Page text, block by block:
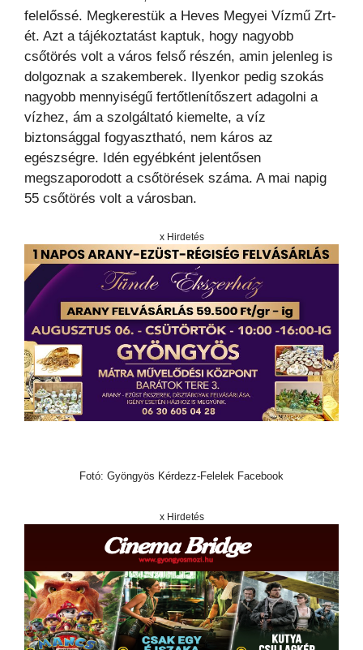
felelőssé. Megkerestük a Heves Megyei Vízmű Zrt-
ét. Azt a tájékoztatást kaptuk, hogy nagyobb
csőtörés volt a város felső részén, amin jelenleg is
dolgoznak a szakemberek. Ilyenkor pedig szokás
nagyobb mennyiségű fertőtlenítőszert adagolni a
vízhez, ám a szolgáltató kiemelte, a víz
biztonsággal fogyasztható, nem káros az
egészségre. Idén egyébként jelentősen
megszaporodott a csőtörések száma. A mai napig
55 csőtörés volt a városban.
x Hirdetés
Fotó: Gyöngyös Kérdezz-Felelek Facebook
x Hirdetés